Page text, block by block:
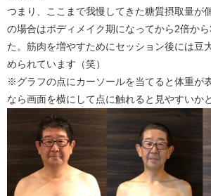
つまり、ここまで我慢してきた糖質摂取量が
の場合はボディメイク期になってから2倍か
た。筋肉を増やすためにセッション後には豆
められています（笑）
※グラフの点にカーソールを当てると体重が
なら画面を横にして点に触れると見やすいか